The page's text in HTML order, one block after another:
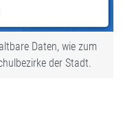
Daten, wie zum
der Stadt.